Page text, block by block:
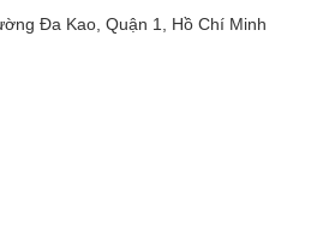
Đa Kao, Quận 1, Hồ Chí Minh